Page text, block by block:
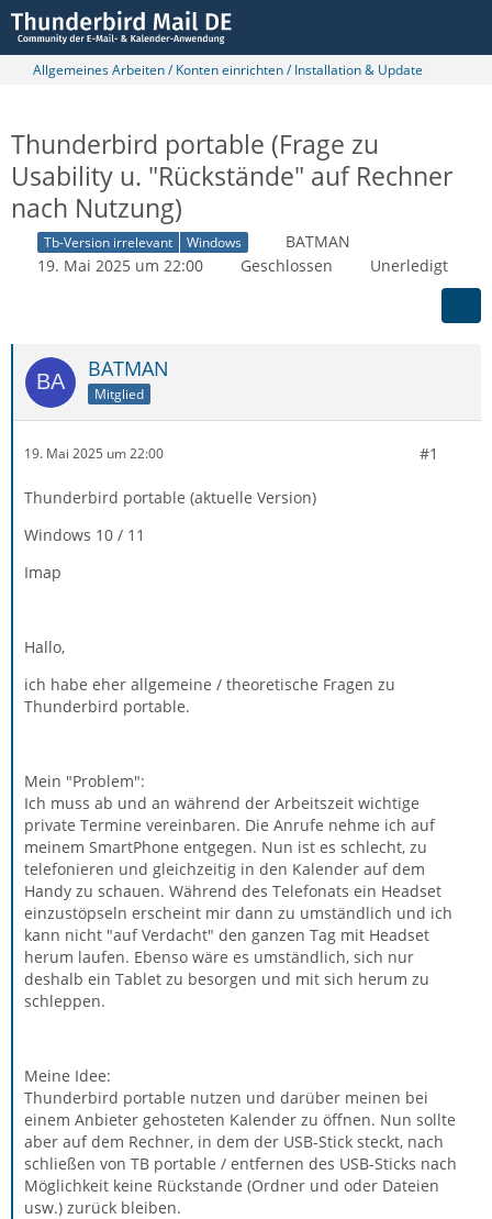
Allgemeines Arbeiten / Konten einrichten / Installation & Update
Thunderbird portable (Frage zu
Usability u. "Rückstände" auf Rechner
nach Nutzung)
Tb-Version irrelevant Windows
BATMAN
19. Mai 2025 um 22:00
Geschlossen Unerledigt
BATMAN
Mitglied
19. Mai 2025 um 22:00 #1
Thunderbird portable (aktuelle Version)
Windows 10 / 11
Imap
Hallo,
ich habe eher allgemeine / theoretische Fragen zu
Thunderbird portable.
Mein "Problem":
Ich muss ab und an während der Arbeitszeit wichtige
private Termine vereinbaren. Die Anrufe nehme ich auf
meinem SmartPhone entgegen. Nun ist es schlecht, zu
telefonieren und gleichzeitig in den Kalender auf dem
Handy zu schauen. Während des Telefonats ein Headset
einzustöpseln erscheint mir dann zu umständlich und ich
kann nicht "auf Verdacht" den ganzen Tag mit Headset
herum laufen. Ebenso wäre es umständlich, sich nur
deshalb ein Tablet zu besorgen und mit sich herum zu
schleppen.
Meine Idee:
Thunderbird portable nutzen und darüber meinen bei
einem Anbieter gehosteten Kalender zu öffnen. Nun sollte
aber auf dem Rechner, in dem der USB-Stick steckt, nach
schließen von TB portable / entfernen des USB-Sticks nach
Möglichkeit keine Rückstande (Ordner und oder Dateien
usw.) zurück bleiben.